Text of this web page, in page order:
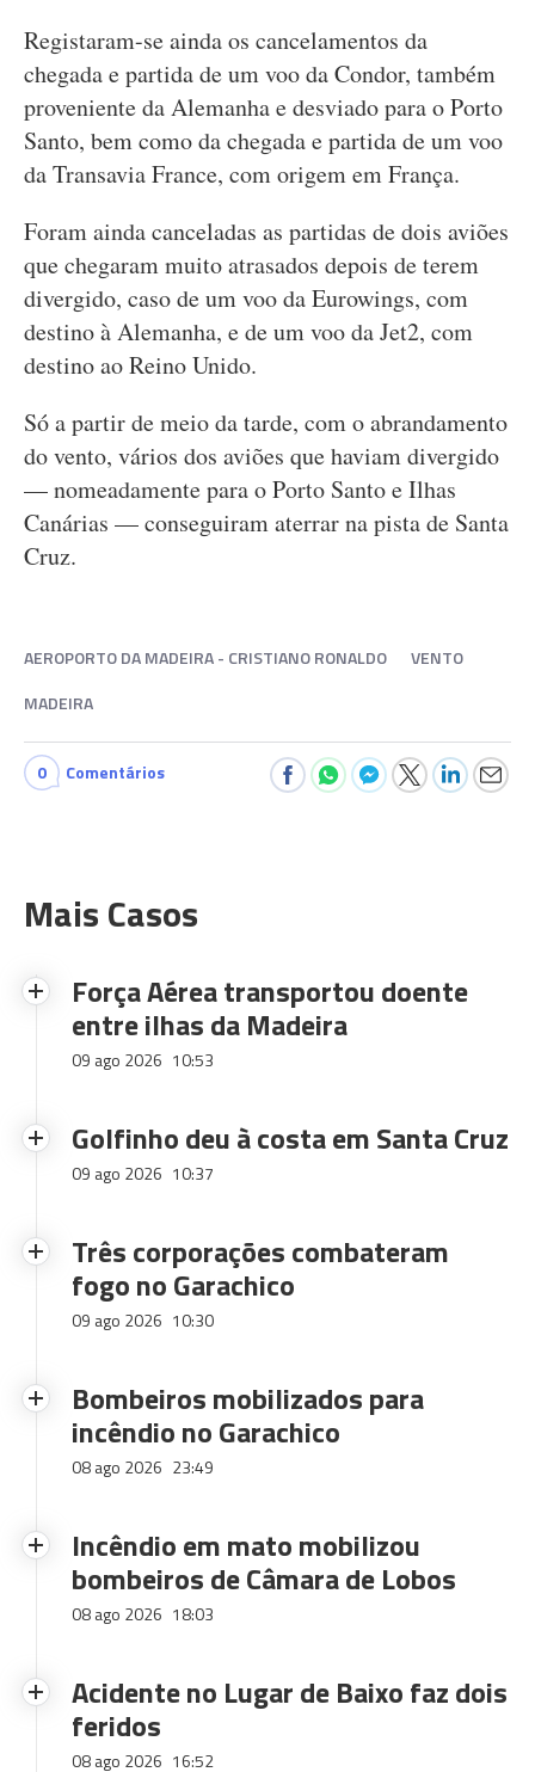
Registaram-se ainda os cancelamentos da
chegada e partida de um voo da Condor, também
proveniente da Alemanha e desviado para o Porto
Santo, bem como da chegada e partida de um voo
da Transavia France, com origem em França.
Foram ainda canceladas as partidas de dois aviões
que chegaram muito atrasados depois de terem
divergido, caso de um voo da Eurowings, com
destino à Alemanha, e de um voo da Jet2, com
destino ao Reino Unido.
Só a partir de meio da tarde, com o abrandamento
do vento, vários dos aviões que haviam divergido
— nomeadamente para o Porto Santo e Ilhas
Canárias — conseguiram aterrar na pista de Santa
Cruz.
AEROPORTO DA MADEIRA - CRISTIANO RONALDO
VENTO
MADEIRA
0 Comentários
Mais Casos
Força Aérea transportou doente
entre ilhas da Madeira
09 ago 2026 10:53
Golfinho deu à costa em Santa Cruz
09 ago 2026 10:37
Três corporações combateram
fogo no Garachico
09 ago 2026 10:30
Bombeiros mobilizados para
incêndio no Garachico
08 ago 2026 23:49
Incêndio em mato mobilizou
bombeiros de Câmara de Lobos
08 ago 2026 18:03
Acidente no Lugar de Baixo faz dois
feridos
08 ago 2026 16:52